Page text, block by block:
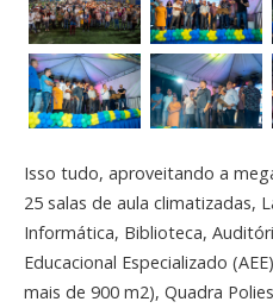
Isso tudo, aproveitando a
25 salas de aula climatizadas,
Informática, Biblioteca,
Educacional Especializado
mais de 900 m2), Quadra